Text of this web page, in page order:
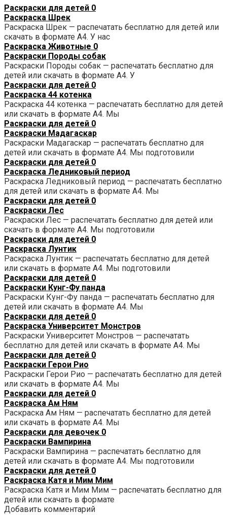
Раскраски для детей 0
Раскраска Шрек
Раскраска Шрек — распечатать бесплатно для детей или
скачать в формате А4. У нас
Раскраска Животные 0
Раскраски Породы собак
Раскраски Породы собак — распечатать бесплатно для
детей или скачать в формате А4. У
Раскраски для детей 0
Раскраска 44 котенка
Раскраска 44 котенка — распечатать бесплатно для детей
или скачать в формате А4. Мы
Раскраски для детей 0
Раскраски Мадагаскар
Раскраски Мадагаскар — распечатать бесплатно для
детей или скачать в формате А4. Мы подготовили
Раскраски для детей 0
Раскраска Ледниковый период
Раскраска Ледниковый период — распечатать бесплатно
для детей или скачать в формате А4. Мы
Раскраски для детей 0
Раскраски Лес
Раскраски Лес — распечатать бесплатно для детей или
скачать в формате А4. Мы подготовили
Раскраски для детей 0
Раскраска Лунтик
Раскраска Лунтик — распечатать бесплатно для детей
или скачать в формате А4. Мы подготовили
Раскраски для детей 0
Раскраски Кунг-Фу панда
Раскраски Кунг-Фу панда — распечатать бесплатно для
детей или скачать в формате А4. Мы
Раскраски для детей 0
Раскраска Университет Монстров
Раскраски Университет Монстров — распечатать
бесплатно для детей или скачать в формате А4. Мы
Раскраски для детей 0
Раскраски Герои Рио
Раскраски Герои Рио — распечатать бесплатно для детей
или скачать в формате А4. Мы
Раскраски для детей 0
Раскраска Ам Ням
Раскраска Ам Ням — распечатать бесплатно для детей
или скачать в формате А4. Мы
Раскраски для девочек 0
Раскраски Вампирина
Раскраски Вампирина — распечатать бесплатно для
детей или скачать в формате А4. Мы подготовили
Раскраски для детей 0
Раскраска Катя и Мим Мим
Раскраска Катя и Мим Мим — распечатать бесплатно для
детей или скачать в формате
Добавить комментарий